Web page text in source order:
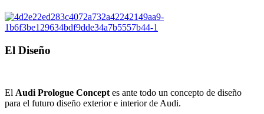
El Diseño
El Audi Prologue Concept es ante todo un concepto de diseño
para el futuro diseño exterior e interior de Audi.